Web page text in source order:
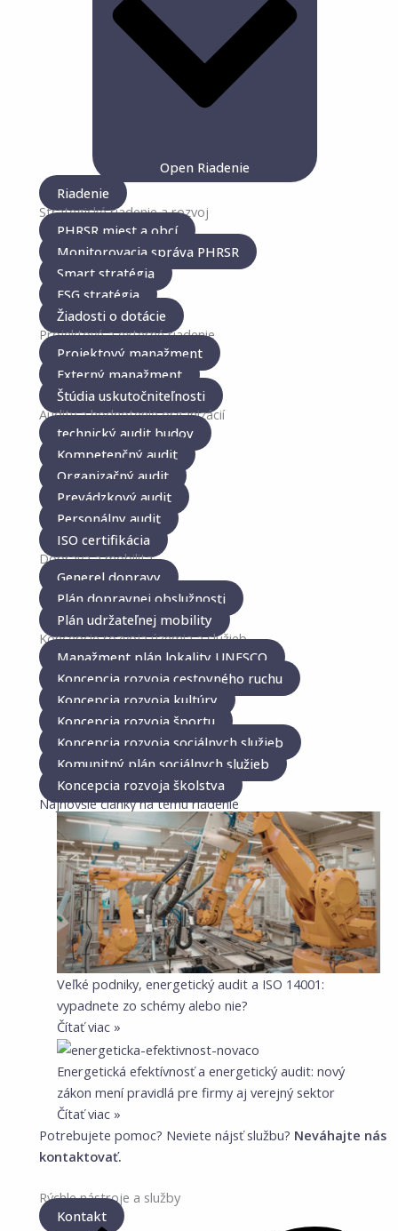
Open Riadenie
Riadenie
Strategické riadenie a rozvoj
PHRSR miest a obcí
Monitorovacia správa PHRSR
Smart stratégia
ESG stratégia
Žiadosti o dotácie
Projektové a externé riadenie
Projektový manažment
Externý manažment
Štúdia uskutočniteľnosti
Audity a hodnotenie organizácií
technický audit budov
Kompetenčný audit
Organizačný audit
Prevádzkový audit
Personálny audit
ISO certifikácia
Doprava a mobilita
Generel dopravy
Plán dopravnej obslužnosti
Plán udržateľnej mobility
Koncepcie rozvoja územia a služieb
Manažment plán lokality UNESCO
Koncepcia rozvoja cestovného ruchu
Koncepcia rozvoja kultúry
Koncepcia rozvoja športu
Koncepcia rozvoja sociálnych služieb
Komunitný plán sociálnych služieb
Koncepcia rozvoja školstva
Najnovšie články na tému riadenie
Veľké podniky, energetický audit a ISO 14001:
vypadnete zo schémy alebo nie?
Čítať viac »
Energetická efektívnosť a energetický audit: nový
zákon mení pravidlá pre firmy aj verejný sektor
Čítať viac »
Potrebujete pomoc? Neviete nájsť službu? Neváhajte nás
kontaktovať.
Rýchle nástroje a služby
Kontakt